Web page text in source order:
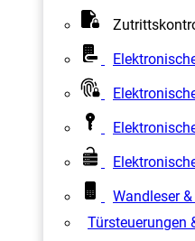
Wandleser
Türsteuerungen